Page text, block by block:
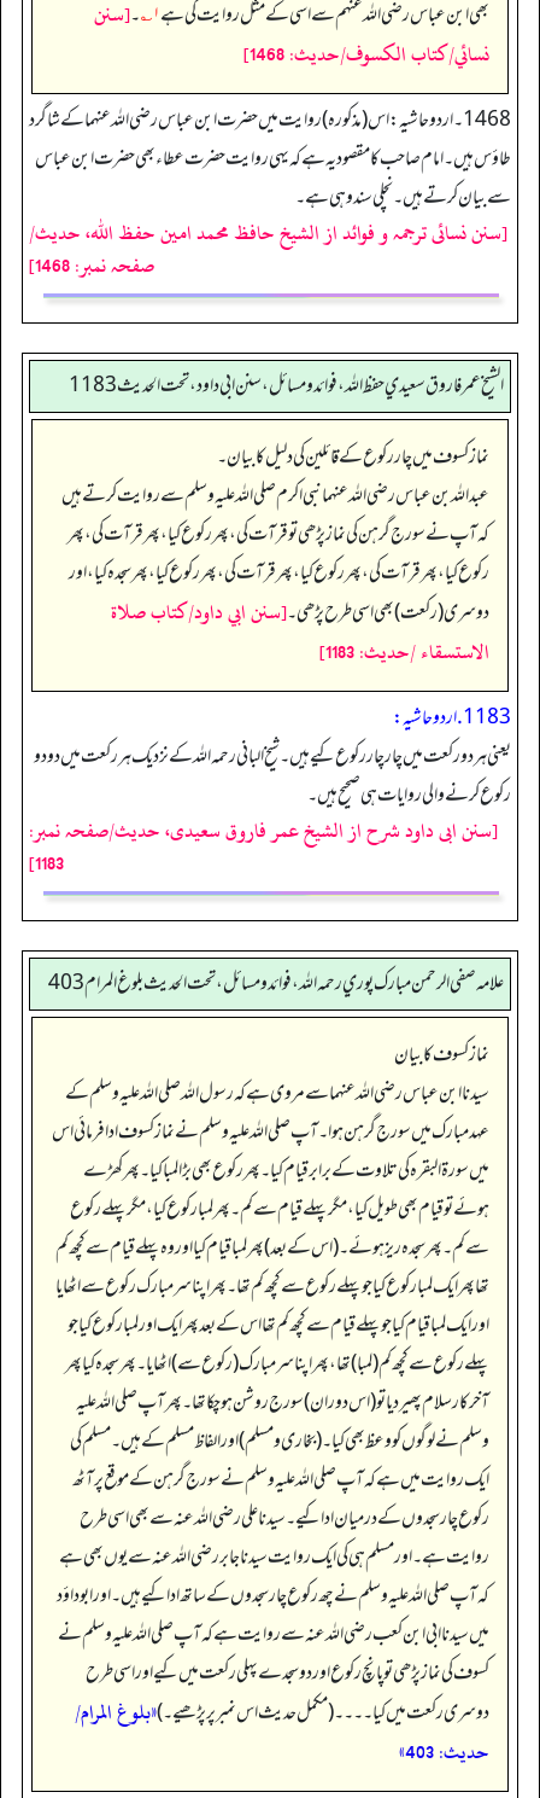
بھی ابن عباس رضی اللہ عنہم سے اسی کے مثل روایت کی ہے۱؎ ۔[سنن
نسائي/كتاب الكسوف/حدیث: 1468]
1468۔ اردو حاشیہ: اس (مذکورہ) روایت میں حضرت ابن عباس رضی اللہ عنہما کے شاگرد
طاؤس ہیں۔ امام صاحب کا مقصود یہ ہے کہ یہی روایت حضرت عطاء بھی حضرت ابن عباس
سے بیان کرتے ہیں۔ نچلی سند وہی ہے۔
[سنن نسائی ترجمہ و فوائد از الشیخ حافظ محمد امین حفظ اللہ، حدیث/
صفحہ نمبر: 1468]
الشيخ عمر فاروق سعيدي حفظ الله، فوائد و مسائل، سنن ابي داود ، تحت الحديث 1183
نماز کسوف میں چار رکوع کے قائلین کی دلیل کا بیان۔
عبداللہ بن عباس رضی اللہ عنہما نبی اکرم صلی اللہ علیہ وسلم سے روایت کرتے ہیں
کہ آپ نے سورج گرہن کی نماز پڑھی تو قرآت کی، پھر رکوع کیا، پھر قرآت کی، پھر
رکوع کیا، پھر قرآت کی، پھر رکوع کیا، پھر قرآت کی، پھر رکوع کیا، پھر سجدہ کیا، اور
دوسری (رکعت) بھی اسی طرح پڑھی۔[سنن ابي داود/كتاب صلاة
الاستسقاء /حدیث: 1183]
1183. اردو حاشیہ:
یعنی ہر دو رکعت میں چار چار رکوع کیے ہیں۔ شیخ البانی رحمہ اللہ کے نزدیک ہر رکعت میں دو دو
رکوع کرنے والی روایات ہی صحیح ہیں۔
[سنن ابی داود شرح از الشیخ عمر فاروق سعیدی، حدیث/صفحہ نمبر:
1183]
علامه صفي الرحمن مبارك پوري رحمه الله، فوائد و مسائل، تحت الحديث بلوغ المرام 403
نماز کسوف کا بیان
سیدنا ابن عباس رضی اللہ عنہما سے مروی ہے کہ رسول اللہ صلی اللہ علیہ وسلم کے
عہد مبارک میں سورج گرہن ہوا۔ آپ صلی اللہ علیہ وسلم نے نماز کسوف ادا فرمائی اس
میں سورۃ البقرہ کی تلاوت کے برابر قیام کیا۔ پھر رکوع بھی بڑا لمبا کیا۔ پھر کھڑے
ہوئے تو قیام بھی طویل کیا، مگر پہلے قیام سے کم۔ پھر لمبا رکوع کیا، مگر پہلے رکوع
سے کم۔ پھر سجدہ ریز ہوئے۔ (اس کے بعد) پھر لمبا قیام کیا اور وہ پہلے قیام سے کچھ کم
تھا پھر ایک لمبا رکوع کیا جو پہلے رکوع سے کچھ کم تھا۔ پھر اپنا سر مبارک رکوع سے اٹھایا
اور ایک لمبا قیام کیا جو پہلے قیام سے کچھ کم تھا اس کے بعد پھر ایک اور لمبا رکوع کیا جو
پہلے رکوع سے کچھ کم (لمبا) تھا، پھر اپنا سر مبارک (رکوع سے) اٹھایا۔ پھر سجدہ کیا پھر
آخر کار سلام پھیر دیا تو (اس دوران) سورج روشن ہو چکا تھا۔ پھر آپ صلی اللہ علیہ
وسلم نے لوگوں کو وعظ بھی کیا۔ (بخاری و مسلم) اور الفاظ مسلم کے ہیں۔ مسلم کی
ایک روایت میں ہے کہ آپ صلی اللہ علیہ وسلم نے سورج گرہن کے موقع پر آٹھ
رکوع چار سجدوں کے درمیان ادا کیے۔ سیدنا علی رضی اللہ عنہ سے بھی اسی طرح
روایت ہے۔ اور مسلم ہی کی ایک روایت سیدنا جابر رضی اللہ عنہ سے یوں بھی ہے
کہ آپ صلی اللہ علیہ وسلم نے چھ رکوع چار سجدوں کے ساتھ ادا کیے ہیں۔ اور ابوداؤد
میں سیدنا ابی ابن کعب رضی اللہ عنہ سے روایت ہے کہ آپ صلی اللہ علیہ وسلم نے
کسوف کی نماز پڑھی تو پانچ رکوع اور دو سجدے پہلی رکعت میں کیے اور اسی طرح
دوسری رکعت میں کیا۔۔۔۔ (مکمل حدیث اس نمبر پر پڑھیے۔)«بلوغ المرام/
حدیث: 403»